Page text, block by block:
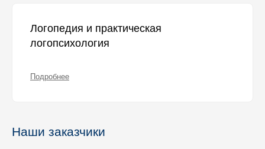
Логопедия и практическая
логопсихология
Подробнее
Наши заказчики